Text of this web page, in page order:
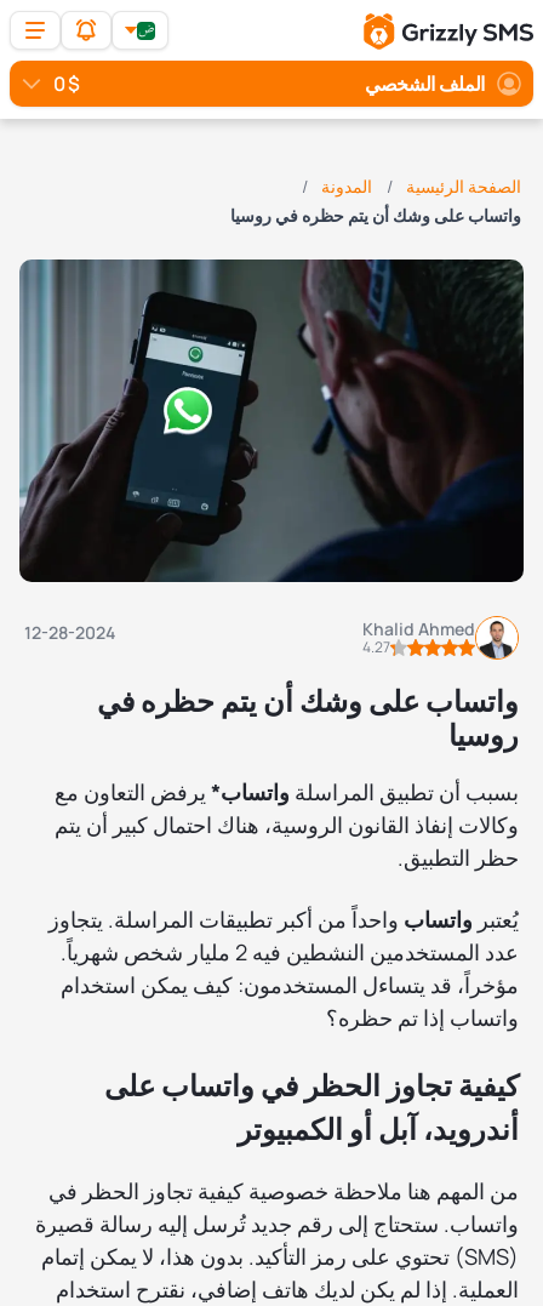
الملف الشخصي $ 0
الصفحة الرئيسية
المدونة
واتساب على وشك أن يتم حظره في روسيا
Khalid Ahmed
4.27
12-28-2024
واتساب على وشك أن يتم حظره في
روسيا
بسبب أن تطبيق المراسلة واتساب* يرفض التعاون مع
وكالات إنفاذ القانون الروسية، هناك احتمال كبير أن يتم
حظر التطبيق.
يُعتبر واتساب واحداً من أكبر تطبيقات المراسلة. يتجاوز
عدد المستخدمين النشطين فيه 2 مليار شخص شهرياً.
مؤخراً، قد يتساءل المستخدمون: كيف يمكن استخدام
واتساب إذا تم حظره؟
كيفية تجاوز الحظر في واتساب على
أندرويد، آبل أو الكمبيوتر
من المهم هنا ملاحظة خصوصية كيفية تجاوز الحظر في
واتساب. ستحتاج إلى رقم جديد تُرسل إليه رسالة قصيرة
(SMS) تحتوي على رمز التأكيد. بدون هذا، لا يمكن إتمام
العملية. إذا لم يكن لديك هاتف إضافي، نقترح استخدام